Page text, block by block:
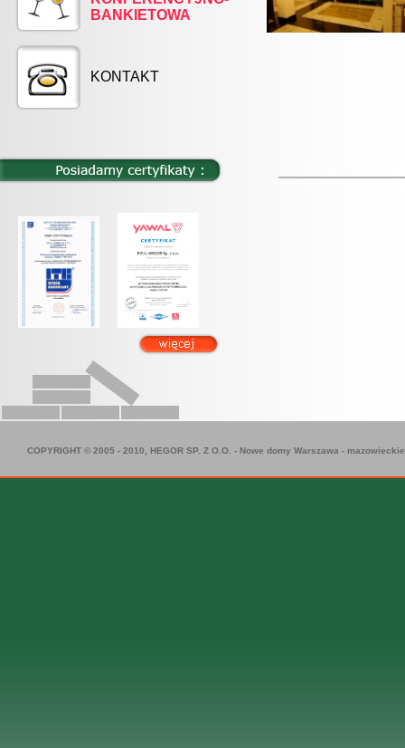
BANKIETOWA
KONTAKT
COPYRIGHT © 2005 - 2010, HEGOR SP. Z O.O. - Nowe domy Warszawa - mazowieckie